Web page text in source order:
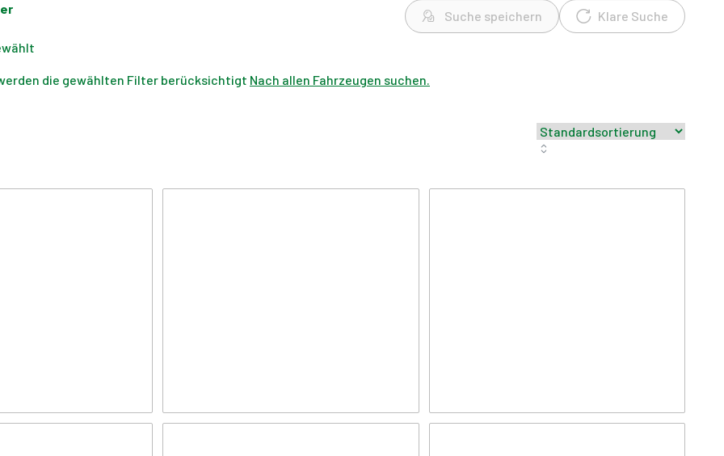
Suche speichern Klare Suche
die gewählten Filter berücksichtigt Nach allen Fahrzeugen suchen.